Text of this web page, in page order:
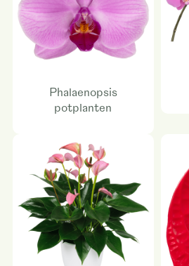
Phalaenopsis
potplanten